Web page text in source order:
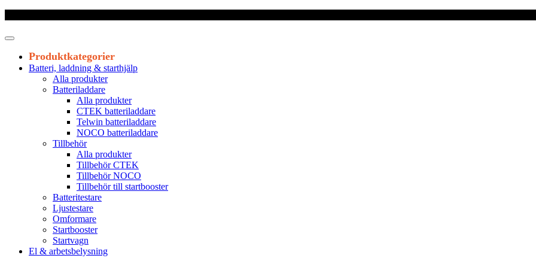
Produktkategorier
Batteri, laddning & starthjälp
Alla produkter
Batteriladdare
Alla produkter
CTEK batteriladdare
Telwin batteriladdare
NOCO batteriladdare
Tillbehör
Alla produkter
Tillbehör CTEK
Tillbehör NOCO
Tillbehör till startbooster
Batteritestare
Ljustestare
Omformare
Startbooster
Startvagn
El & arbetsbelysning